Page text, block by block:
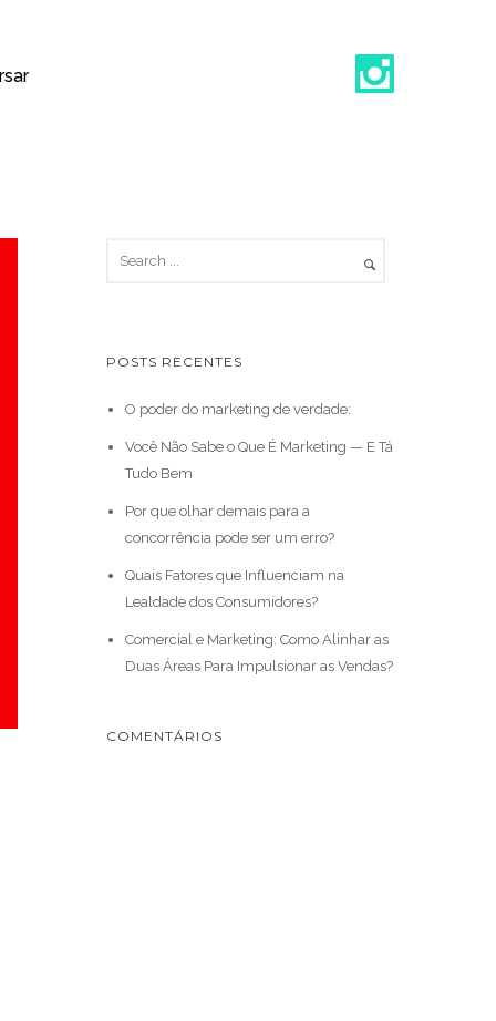
POSTS RECENTES
O poder do marketing de verdade:
Você Não Sabe o Que É Marketing — E Tá
Tudo Bem
Por que olhar demais para a
concorrência pode ser um erro?
Quais Fatores que Influenciam na
Lealdade dos Consumidores?
Comercial e Marketing: Como Alinhar as
Duas Áreas Para Impulsionar as Vendas?
COMENTÁRIOS